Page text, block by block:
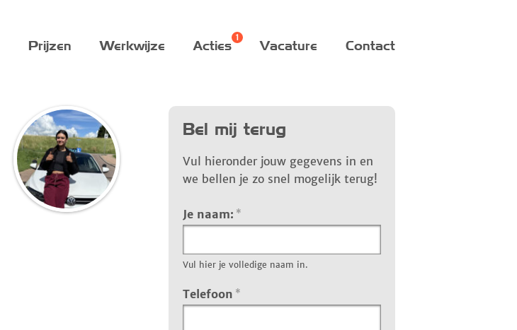
Prijzen Werkwijze Acties Vacature Contact
Bel mij terug
Vul hieronder jouw gegevens in en
we bellen je zo snel mogelijk terug!
Je naam: *
Vul hier je volledige naam in.
Telefoon *